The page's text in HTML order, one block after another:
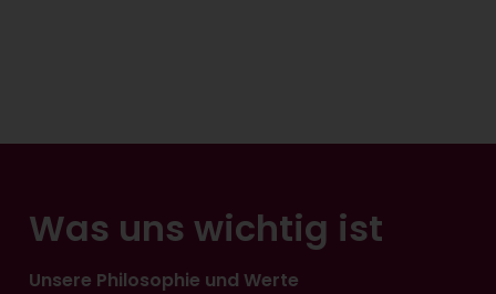
Was uns wichtig ist
Unsere Philosophie und Werte